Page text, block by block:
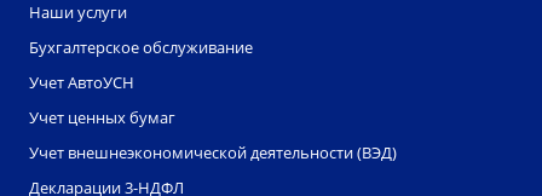
Наши услуги
Бухгалтерское обслуживание
Учет АвтоУСН
Учет ценных бумаг
Учет внешнеэкономической деятельности (ВЭД)
Декларации 3-НДФЛ